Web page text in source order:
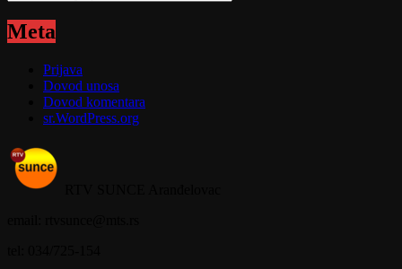
Meta
Prijava
Dovod unosa
Dovod komentara
sr.WordPress.org